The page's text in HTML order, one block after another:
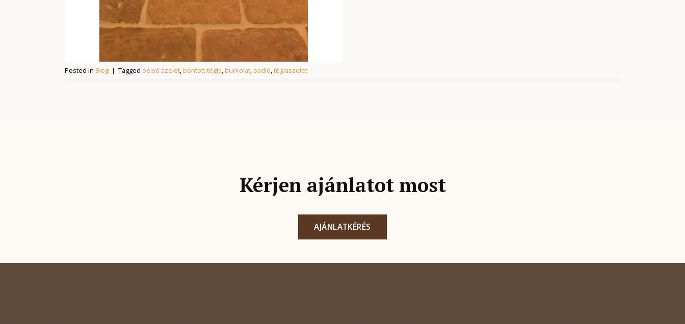
Posted in Blog | Tagged belső szelet,bontott tégla,burkolat,padló,téglaszelet
Kérjen ajánlatot most
AJÁNLATKÉRÉS